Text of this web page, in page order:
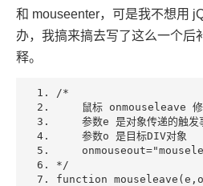
和 mouseenter，可是我不想用
办，我搞来搞去写了这么一个后
释。
/*
鼠标 onmouseleave 修
参数e 是对象传递的触发
参数o 是目标DIV对象
*/
function